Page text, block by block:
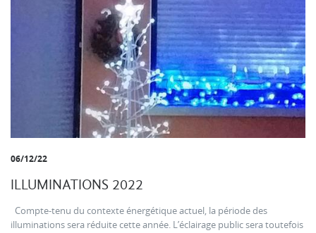
06/12/22
ILLUMINATIONS 2022
Compte-tenu du contexte énergétique actuel, la période des
illuminations sera réduite cette année. L’éclairage public sera toutefois